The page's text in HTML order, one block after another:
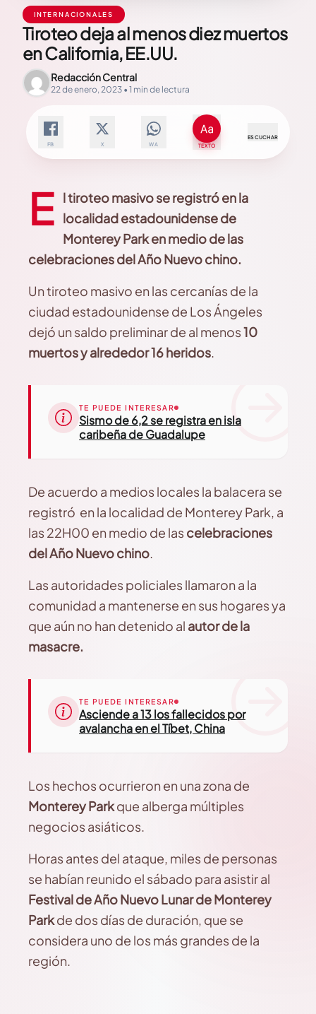
INTERNACIONALES
Tiroteo deja al menos diez muertos
en California, EE.UU.
Redacción Central
22 de enero, 2023 • 1 min de lectura
FB X WA TEXTO
ESCUCHAR
E l tiroteo masivo se registró en la
localidad estadounidense de
Monterey Park en medio de las
celebraciones del Año Nuevo chino.
Un tiroteo masivo en las cercanías de la
ciudad estadounidense de Los Ángeles
dejó un saldo preliminar de al menos10
muertos y alrededor 16 heridos.
TE PUEDE INTERESAR
Sismo de 6,2 se registra en isla
caribeña de Guadalupe
De acuerdo a medios locales la balacera se
registró en la localidad de Monterey Park, a
las 22H00 en medio de lascelebraciones
del Año Nuevo chino.
Las autoridades policiales llamaron a la
comunidad a mantenerse en sus hogares ya
que aún no han detenido al autor de la
masacre.
TE PUEDE INTERESAR
Asciende a 13 los fallecidos por
avalancha en el Tíbet, China
Los hechos ocurrieron en una zona de
Monterey Parkque alberga múltiples
negocios asiáticos.
Horas antes del ataque, miles de personas
se habían reunido el sábado para asistir al
Festival de Año Nuevo Lunar de Monterey
Parkde dos días de duración, que se
considera uno de los más grandes de la
región.